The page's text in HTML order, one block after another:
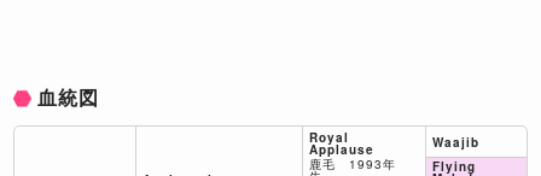
血統図
Royal
Applause
鹿毛 1993年
Waajib
Flying